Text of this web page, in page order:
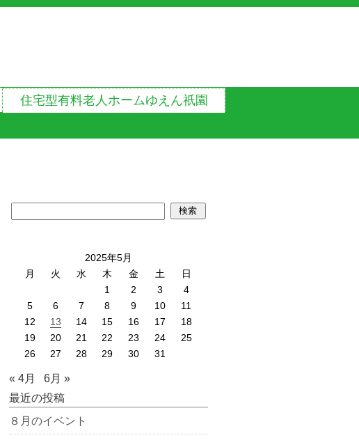
住宅型有料老人ホームゆえん祇園
2025年5月
月
火 水 木 金 土
日
1
2 3
4
5
6 7 8 9 10
11
12
13 14 15 16 17
18
19
20 21 22 23 24
25
26
27 28 29 30 31
« 4月
6月 »
最近の投稿
８月のイベント